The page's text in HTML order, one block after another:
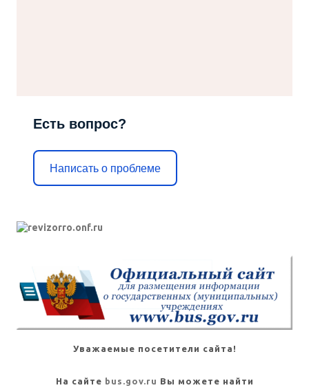
Есть вопрос?
Написать о проблеме
Уважаемые посетители сайта!
На сайте bus.gov.ru Вы можете найти